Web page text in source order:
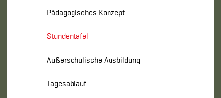
Pädagogisches Konzept
Stundentafel
Außerschulische Ausbildung
Tagesablauf